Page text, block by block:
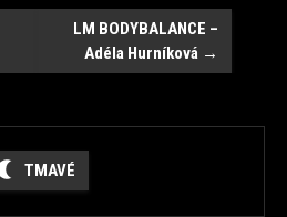
LM BODYBALANCE –
Adéla Hurníková →
TMAVÉ